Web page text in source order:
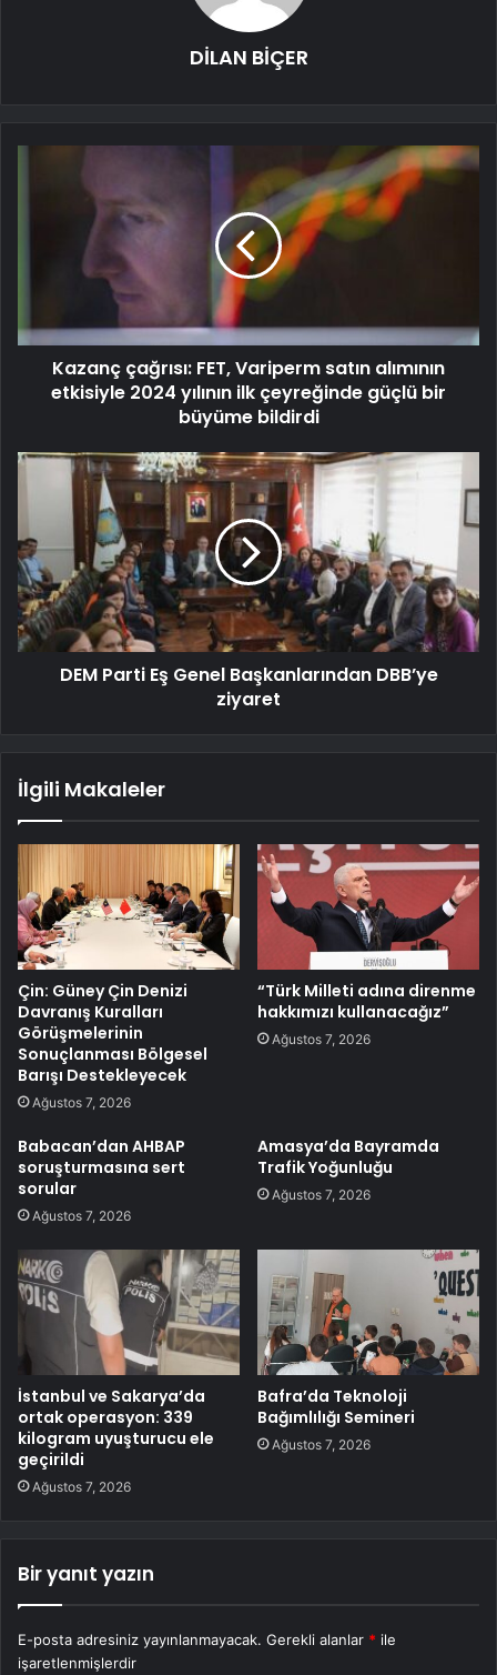
DİLAN BİÇER
Kazanç çağrısı: FET, Variperm satın alımının
etkisiyle 2024 yılının ilk çeyreğinde güçlü bir
büyüme bildirdi
DEM Parti Eş Genel Başkanlarından DBB’ye
ziyaret
İlgili Makaleler
Çin: Güney Çin Denizi
Davranış Kuralları
Görüşmelerinin
Sonuçlanması Bölgesel
Barışı Destekleyecek
Ağustos 7, 2026
“Türk Milleti adına direnme
hakkımızı kullanacağız”
Ağustos 7, 2026
Babacan’dan AHBAP
soruşturmasına sert
sorular
Ağustos 7, 2026
Amasya’da Bayramda
Trafik Yoğunluğu
Ağustos 7, 2026
İstanbul ve Sakarya’da
ortak operasyon: 339
kilogram uyuşturucu ele
geçirildi
Ağustos 7, 2026
Bafra’da Teknoloji
Bağımlılığı Semineri
Ağustos 7, 2026
Bir yanıt yazın
E-posta adresiniz yayınlanmayacak. Gerekli alanlar * ile
işaretlenmişlerdir